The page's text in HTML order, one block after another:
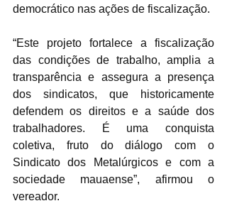
democrático nas ações de fiscalização.
“Este projeto fortalece a fiscalização
das condições de trabalho, amplia a
transparência e assegura a presença
dos sindicatos, que historicamente
defendem os direitos e a saúde dos
trabalhadores. É uma conquista
coletiva, fruto do diálogo com o
Sindicato dos Metalúrgicos e com a
sociedade mauaense”, afirmou o
vereador.